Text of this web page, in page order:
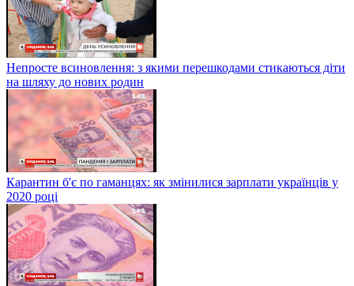
Непросте всиновлення: з якими перешкодами стикаються діти
на шляху до нових родин
Карантин б'є по гаманцях: як змінилися зарплати українців у
2020 році